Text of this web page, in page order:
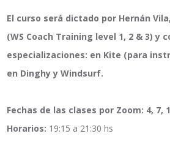
El curso será dictado por Hernán
(WS Coach Training level 1, 2 & 3) y
especializaciones: en Kite (para
en Dinghy y Windsurf.
Fechas de las clases por Zoom: 4, 7,
Horarios: 19:15 a 21:30 hs